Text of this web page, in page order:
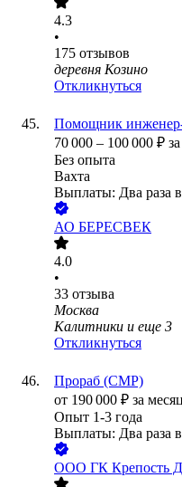
4.3
•
175 отзывов
деревня Козино
Откликнуться
Помощник инженер-
70 000 – 100 000 ₽
Без опыта
Вахта
Выплаты: Два раза
АО БЕРЕСВЕК
4.0
•
33 отзыва
Москва
Калитники и еще 3
Откликнуться
Прораб (СМР)
от 190 000 ₽ за
Опыт 1-3 года
Выплаты: Два раза
ООО ГК Крепость